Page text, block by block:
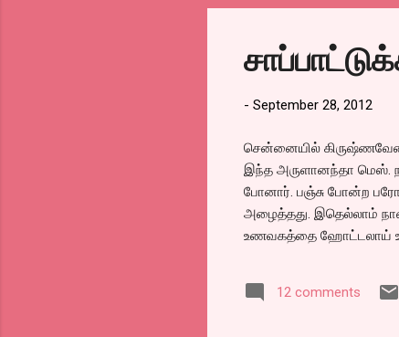
- September 28, 2012
சென்னையில்
இந்த அருளானந்தா மெஸ்.
போனார். பஞ்சு போன்ற
அழைத்தது. இதெல்லாம்
உணவகத்தை ஹோட்டலாய்
12 comments